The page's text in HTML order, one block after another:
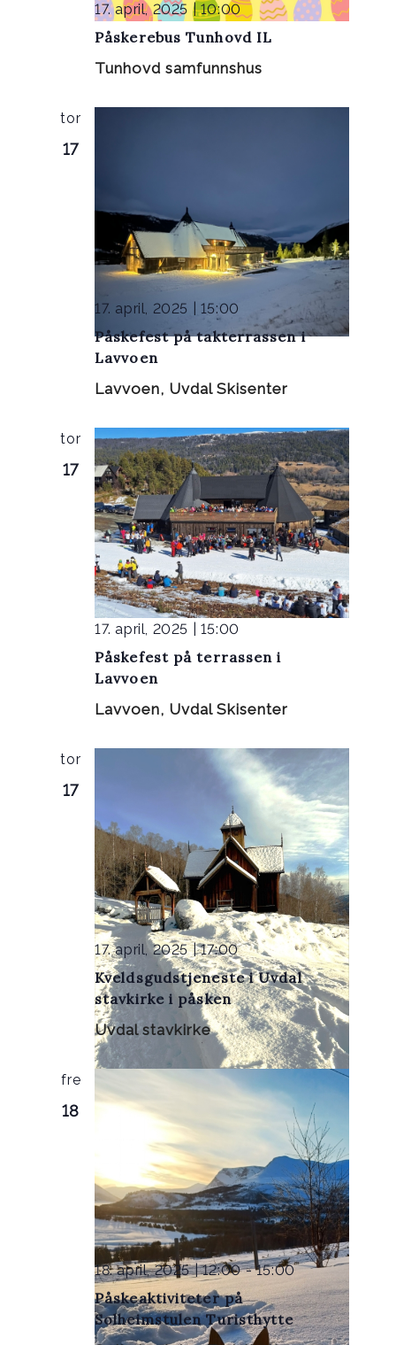
Påskerebus Tunhovd IL
17. april, 2025 | 10:00
Tunhovd samfunnshus
tor
17
Påskefest på takterrassen i
Lavvoen
17. april, 2025 | 15:00
Lavvoen, Uvdal Skisenter
tor
17
Påskefest på terrassen i
Lavvoen
17. april, 2025 | 15:00
Lavvoen, Uvdal Skisenter
tor
17
Kveldsgudstjeneste i Uvdal
stavkirke i påsken
17. april, 2025 | 17:00
Uvdal stavkirke
fre
18
Påskeaktiviteter på
Solheimstulen Turisthytte
18. april, 2025 | 12:00-15:00